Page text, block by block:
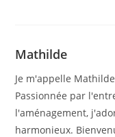
Mathilde
Je m'appelle
Passionnée par
l'aménagement,
harmonieux.